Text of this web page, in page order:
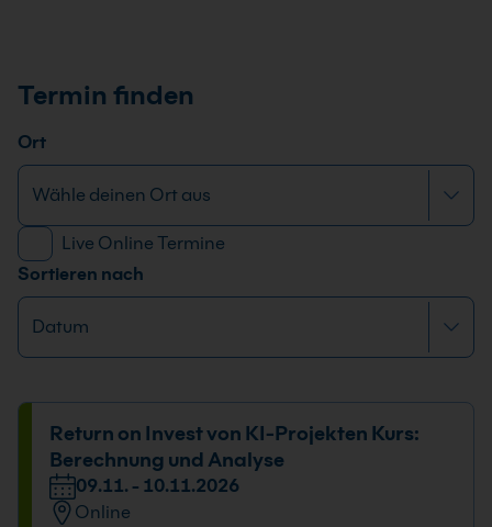
Termin finden
Ort
Live Online Termine
Sortieren nach
Return on Invest von KI-Projekten Kurs:
Berechnung und Analyse
09.11. - 10.11.2026
Online